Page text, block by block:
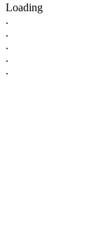
Loading
.
.
.
.
.